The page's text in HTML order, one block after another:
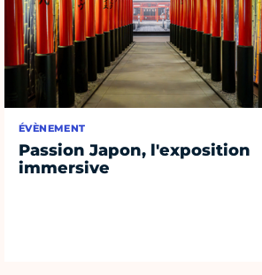
ÉVÈNEMENT
Passion Japon, l'exposition
immersive